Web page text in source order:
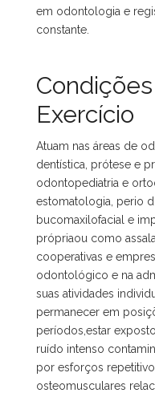
em odontologia e
constante.
Exercício
Atuam nas áreas de
dentística, prótese e
odontopediatria e
estomatologia, perio
bucomaxilofacial e
própriaou como
cooperativas e
odontológico e na
suas atividades
permanecer em
períodos,estar
ruído intenso
por esforços
osteomusculares